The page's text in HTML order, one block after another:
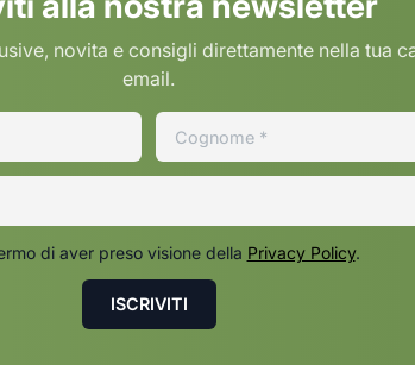
novita e consigli direttamente nella tua
email.
di aver preso visione della Privacy Policy.